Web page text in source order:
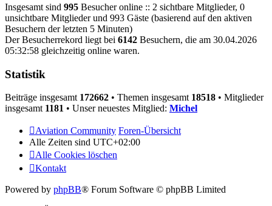
Insgesamt sind 995 Besucher online :: 2 sichtbare Mitglieder, 0
unsichtbare Mitglieder und 993 Gäste (basierend auf den aktiven
Besuchern der letzten 5 Minuten)
Der Besucherrekord liegt bei 6142 Besuchern, die am 30.04.2026
05:32:58 gleichzeitig online waren.
Statistik
Beiträge insgesamt 172662 • Themen insgesamt 18518 • Mitglieder
insgesamt 1181 • Unser neuestes Mitglied: Michel
Aviation Community Foren-Übersicht
Alle Zeiten sind UTC+02:00
Alle Cookies löschen
Kontakt
Powered by phpBB® Forum Software © phpBB Limited